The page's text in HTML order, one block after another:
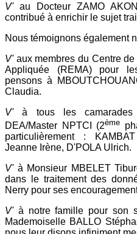
V' au Docteur ZAMO
contribué à enrichir le sujet
Nous témoignons également
V' aux membres du Centre
Appliquée (REMA) pour
pensons à
Claudia.
V'à tous les
DEA/Master NPTCI (2ème
particulièrement :
Jeanne Irène, D'POLA Ulrich.
V' à Monsieur MBELET
dans le traitement des
Nerry pour ses
V' à notre famille pour son
Mademoiselle BALLO